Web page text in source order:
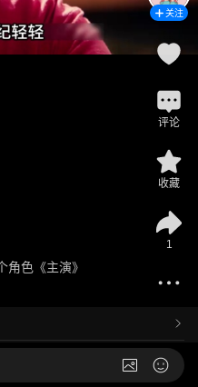
色《主演》
关注
评论
收藏
1